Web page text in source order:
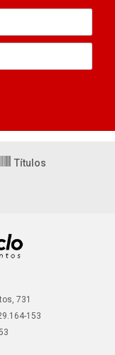
Títulos
731
153